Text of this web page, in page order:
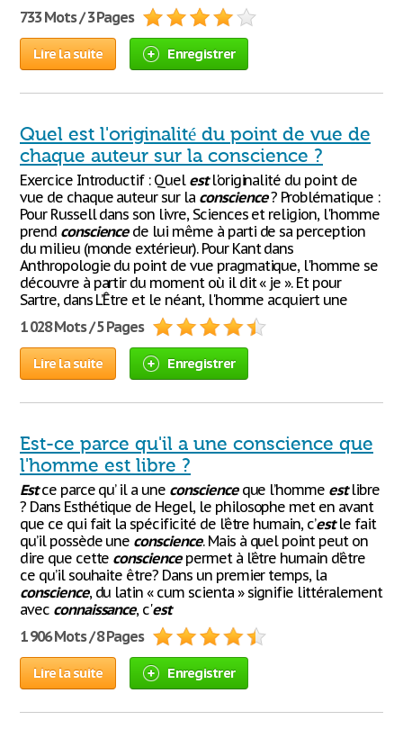
733 Mots / 3 Pages
Lire la suite Enregistrer
Quel est l'originalité du point de vue de
chaque auteur sur la conscience ?
Exercice Introductif : Quel estl'originalité du point de
vue de chaque auteur sur la conscience? Problématique :
Pour Russell dans son livre, Sciences et religion, l'homme
prend consciencede lui même à parti de sa perception
du milieu (monde extérieur). Pour Kant dans
Anthropologie du point de vue pragmatique, l'homme se
découvre à partir du moment où il dit « je ». Et pour
Sartre, dans L’Être et le néant, l'homme acquiert une
1 028 Mots / 5 Pages
Lire la suite Enregistrer
Est-ce parce qu'il a une conscience que
l'homme est libre ?
Estce parce qu’ il a une conscienceque l’homme estlibre
? Dans Esthétique de Hegel, le philosophe met en avant
que ce qui fait la spécificité de l’être humain, c’estle fait
qu’il possède une conscience. Mais à quel point peut on
dire que cette consciencepermet à l’être humain d’être
ce qu’il souhaite être? Dans un premier temps, la
conscience, du latin « cum scienta » signifie littéralement
avec connaissance, c'est
1 906 Mots / 8 Pages
Lire la suite Enregistrer